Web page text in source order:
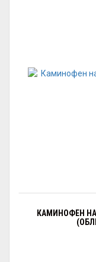
КАМИНОФЕН НА